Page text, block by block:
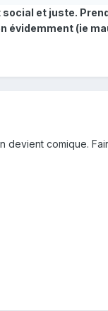
et juste.
évidemment (ie
devient comique.